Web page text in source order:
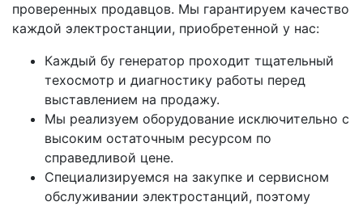
проверенных продавцов. Мы гарантируем качество
каждой электростанции, приобретенной у нас:
Каждый бу генератор проходит тщательный
техосмотр и диагностику работы перед
выставлением на продажу.
Мы реализуем оборудование исключительно с
высоким остаточным ресурсом по
справедливой цене.
Специализируемся на закупке и сервисном
обслуживании электростанций, поэтому